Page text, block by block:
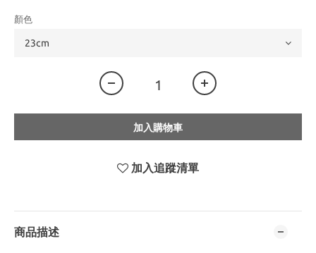
顏色
加入購物車
加入追蹤清單
商品描述